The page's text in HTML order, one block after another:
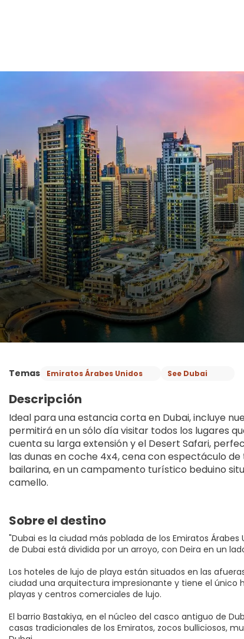
Temas Emiratos Árabes Unidos See Dubai
Descripción
Ideal para una estancia corta en Dubai, incluye
permitirá en un sólo día visitar todos los lugares
cuenta su larga extensión y el Desert Safari,
las dunas en coche 4x4, cena con espectáculo
bailarina, en un campamento turístico beduino
camello.
Sobre el destino
"Dubai es la ciudad más poblada de los Emiratos
de Dubai está dividida por un arroyo, con Deira en un
Los hoteles de lujo de playa están situados en las
ciudad una arquitectura impresionante y tiene el único
playas y centros comerciales de lujo.
El barrio Bastakiya, en el núcleo del casco antiguo de
casas tradicionales de los Emiratos, zocos bulliciosos,